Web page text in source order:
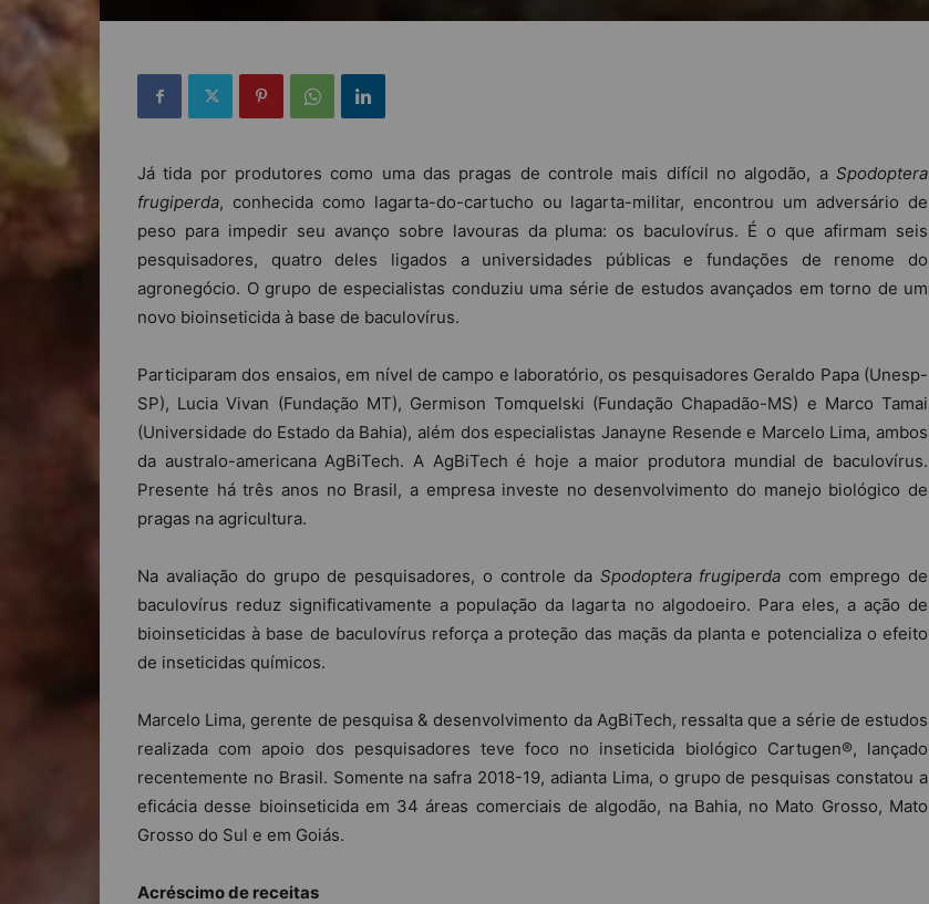
Já tida por produtores como uma das pragas de controle mais difícil no algodão, a Spodoptera
frugiperda, conhecida como lagarta-do-cartucho ou lagarta-militar, encontrou um adversário de
peso para impedir seu avanço sobre lavouras da pluma: os baculovírus. É o que afirmam seis
pesquisadores, quatro deles ligados a universidades públicas e fundações de renome do
agronegócio. O grupo de especialistas conduziu uma série de estudos avançados em torno de um
novo bioinseticida à base de baculovírus.
Participaram dos ensaios, em nível de campo e laboratório, os pesquisadores Geraldo Papa (Unesp-
SP), Lucia Vivan (Fundação MT), Germison Tomquelski (Fundação Chapadão-MS) e Marco Tamai
(Universidade do Estado da Bahia), além dos especialistas Janayne Resende e Marcelo Lima, ambos
da australo-americana AgBiTech. A AgBiTech é hoje a maior produtora mundial de baculovírus.
Presente há três anos no Brasil, a empresa investe no desenvolvimento do manejo biológico de
pragas na agricultura.
Na avaliação do grupo de pesquisadores, o controle da Spodoptera frugiperda com emprego de
baculovírus reduz significativamente a população da lagarta no algodoeiro. Para eles, a ação de
bioinseticidas à base de baculovírus reforça a proteção das maçãs da planta e potencializa o efeito
de inseticidas químicos.
Marcelo Lima, gerente de pesquisa & desenvolvimento da AgBiTech, ressalta que a série de estudos
realizada com apoio dos pesquisadores teve foco no inseticida biológico Cartugen®, lançado
recentemente no Brasil. Somente na safra 2018-19, adianta Lima, o grupo de pesquisas constatou a
eficácia desse bioinseticida em 34 áreas comerciais de algodão, na Bahia, no Mato Grosso, Mato
Grosso do Sul e em Goiás.
Acréscimo de receitas